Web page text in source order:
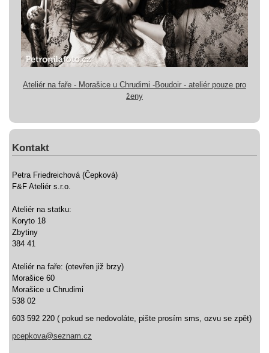
Ateliér na faře - Morašice u Chrudimi -Boudoir - ateliér pouze pro
ženy
Kontakt
Petra Friedreichová (Čepková)
F&F Ateliér s.r.o.
Ateliér na statku:
Koryto 18
Zbytiny
384 41
Ateliér na faře: (otevřen již brzy)
Morašice 60
Morašice u Chrudimi
538 02
603 592 220 ( pokud se nedovoláte, pište prosím sms, ozvu se zpět)
pcepkova@seznam.cz